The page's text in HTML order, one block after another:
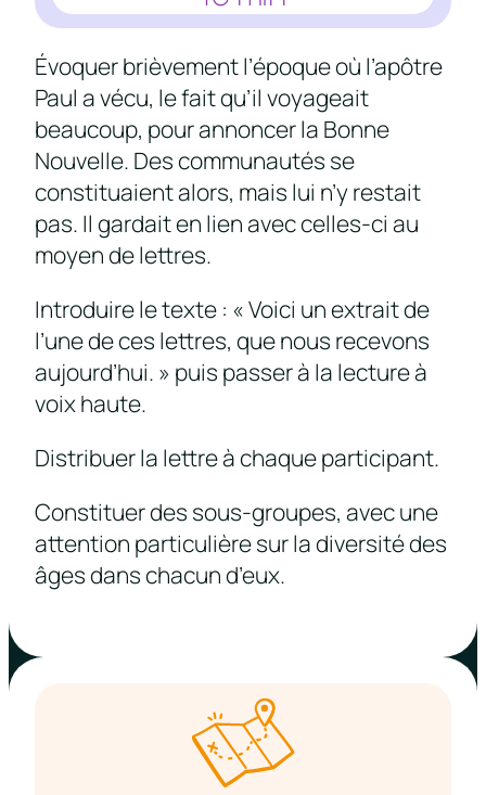
Évoquer brièvement l’époque où l’apôtre
Paul a vécu, le fait qu’il voyageait
beaucoup, pour annoncer la Bonne
Nouvelle. Des communautés se
constituaient alors, mais lui n’y restait
pas. Il gardait en lien avec celles-ci au
moyen de lettres.
Introduire le texte : « Voici un extrait de
l’une de ces lettres, que nous recevons
aujourd’hui. » puis passer à la lecture à
voix haute.
Distribuer la lettre à chaque participant.
Constituer des sous-groupes, avec une
attention particulière sur la diversité des
âges dans chacun d’eux.